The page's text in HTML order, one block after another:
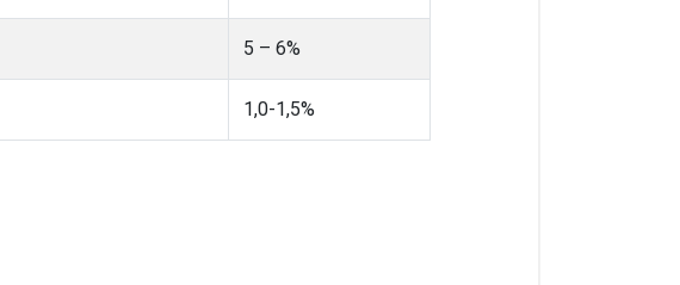
5 – 6%
1,0-1,5%